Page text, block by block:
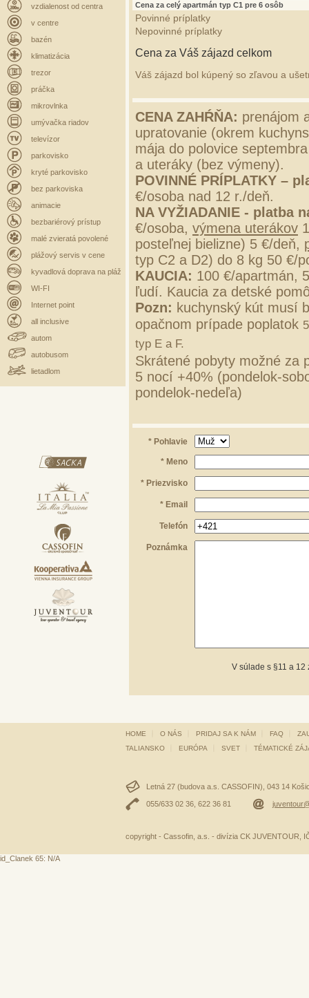
vzdialenost od centra
v centre
bazén
klimatizácia
trezor
práčka
mikrovlnka
umývačka riadov
televízor
parkovisko
kryté parkovisko
bez parkoviska
animacie
bezbariérový prístup
malé zvieratá povolené
plážový servis v cene
kyvadlová doprava na pláž
WI-FI
Internet point
all inclusive
autom
autobusom
lietadlom
Cena za celý apartmán typ C1 pre 6 osôb
Povinné príplatky
Nepovinné príplatky
Cena za Váš zájazd celkom
Váš zájazd bol kúpený so zľavou a
CENA ZAHŔŇA: prenájom
upratovanie (okrem
mája do polovice
a uteráky (bez výmeny).
POVINNÉ PRÍPLATKY –
€/osoba nad 12 r./deň.
NA VYŽIADANIE - platba
€/osoba, výmena uterákov
posteľnej bielizne) 5 €/deň,
typ C2 a D2) do 8 kg 50 €/
KAUCIA: 100 €/apartmán,
ľudí. Kaucia za detské
Pozn: kuchynský kút musí
opačnom prípade poplatok
typ E a F.
Skrátené pobyty možné za
5 nocí +40% (pondelok-
pondelok-nedeľa)
* Pohlavie
* Meno
* Priezvisko
* Email
Telefón
Poznámka
V súlade s §11 a 12
HOME O NÁS PRIDAJ SA K NÁM FAQ
TALIANSKO
EURÓPA SVET TÉMATICKÉ
Letná 27 (budova a.s. CASSOFIN), 043 14
055/633 02 36, 622 36 81
copyright - Cassofin, a.s. - divízia CK JUVENTOUR,
id_Clanek 65: N/A